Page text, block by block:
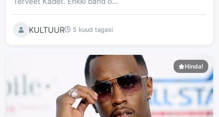
KULTUUR 5 kuud tagasi
Hinda!